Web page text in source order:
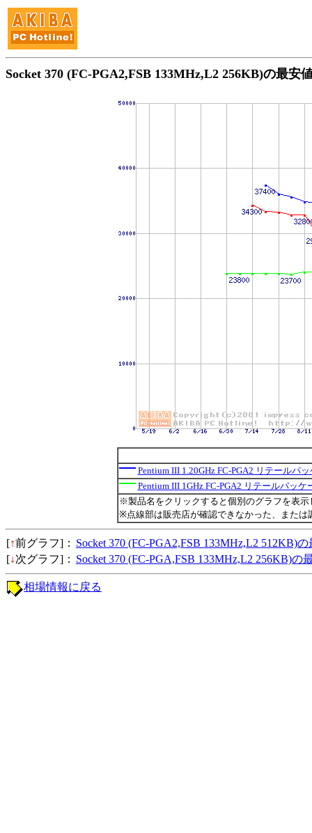
Socket 370 (FC-PGA2,FSB 133MHz,L2 256KB)の最安
Pentium III 1.20GHz FC-PGA2 リテールパ
Pentium III 1GHz FC-PGA2 リテールパッケ
※製品名をクリックすると個別のグラフを表示
※点線部は販売店が確認できなかった、または
[↑前グラフ]： Socket 370 (FC-PGA2,FSB 133MHz,L2 512KB)
[↓次グラフ]： Socket 370 (FC-PGA,FSB 133MHz,L2 256KB)の
相場情報に戻る